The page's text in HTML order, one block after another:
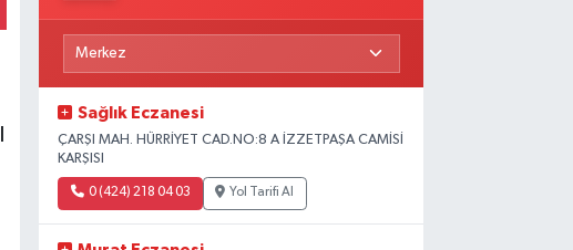
Sağlık Eczanesi
ÇARŞI MAH. HÜRRİYET CAD.NO:8 A İZZETPAŞA CAMİSİ
KARŞISI
0 (424) 218 04 03 Yol Tarifi Al